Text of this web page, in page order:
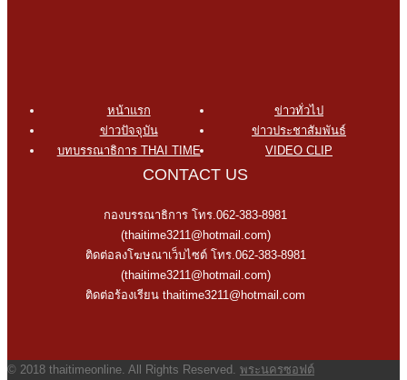
หน้าแรก
ข่าวทั่วไป
ข่าวปัจจุบัน
ข่าวประชาสัมพันธ์
บทบรรณาธิการ THAI TIME
VIDEO CLIP
CONTACT US
กองบรรณาธิการ โทร.062-383-8981
(thaitime3211@hotmail.com)
ติดต่อลงโฆษณาเว็บไซต์ โทร.062-383-8981
(thaitime3211@hotmail.com)
ติดต่อร้องเรียน thaitime3211@hotmail.com
© 2018 thaitimeonline. All Rights Reserved. พระนครซอฟต์